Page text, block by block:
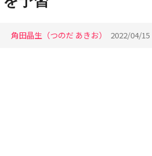
角田晶生（つのだ あきお） 2022/04/15